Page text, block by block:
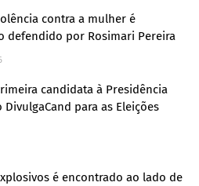
contra a mulher é
defendido por Rosimari Pereira
candidata à Presidência
para as Eleições
é encontrado ao lado de